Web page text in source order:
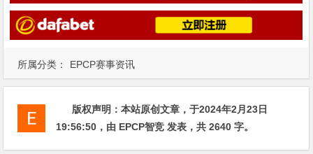
所属分类： EPCP赛事资讯
版权声明：本站原创文章，于2024年2月23日
19:56:50 ，由 EPCP智竞 发表，共 2640 字。